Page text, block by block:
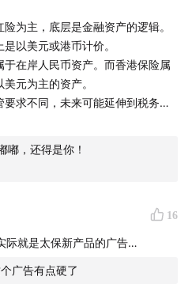
话题有过好奇，或者正在被
，或许能帮你把一些关键的
要约，或在香港以外提供、
合个人投资目标、财务状况
策。
为主，底层是金融资产的逻辑。
以美元或港币计价。
在岸人民币资产。而香港保险属
元为主的资产。
求不同，未来可能延伸到税务
目的是什么？要解决什么问题？
嘟，还得是你！
16
际就是太保新产品的广告…
广告有点硬了